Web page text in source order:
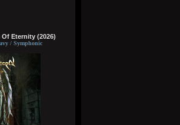
Eternity (2026)
/ Symphonic